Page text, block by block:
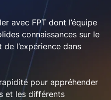
avec FPT dont l’équipe
connaissances sur le
l’expérience dans
pour appréhender
et les différents